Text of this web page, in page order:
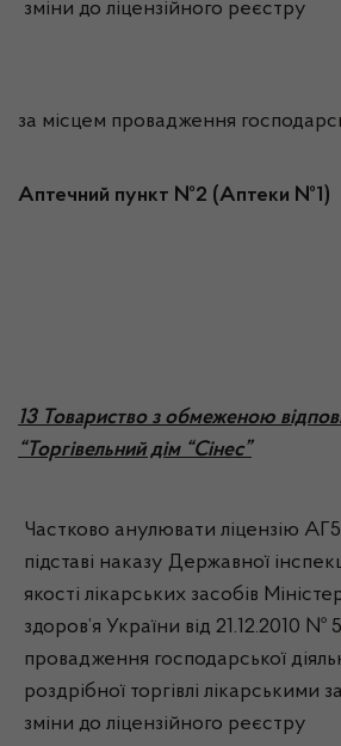
зміни до ліцензійного реєстру
за місцем провадження
Аптечний пункт №2 (Аптеки №1)
13 Товариство з обмеженою
“Торгівельний дім “Сінес”
Частково анулювати ліцензію
підставі наказу Державної
якості лікарських засобів
здоров’я України від 21.12.2010 №
провадження господарської
роздрібної торгівлі лікарськими
зміни до ліцензійного реєстру